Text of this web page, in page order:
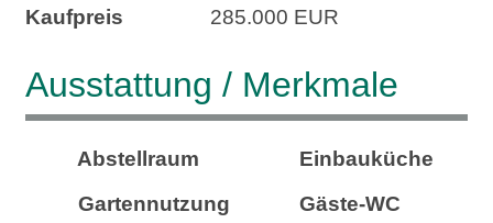
Kaufpreis
285.000 EUR
Ausstattung / Merkmale
Abstellraum
Einbauküche
Gartennutzung
Gäste-WC